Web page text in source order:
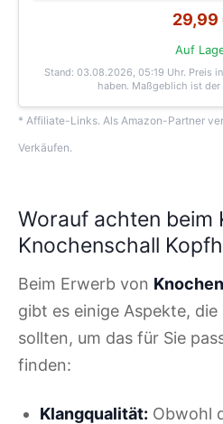
29,99
Auf
Stand: 03.08.2026, 05:19 Uhr. Preis
haben. Maßgeblich ist der
* Affiliate-Links. Als Amazon-Partner
Verkäufen.
Worauf achten beim
Knochenschall
Beim Erwerb von
gibt es einige Aspekte,
sollten, um das für Sie
finden:
Klangqualität: Obwohl